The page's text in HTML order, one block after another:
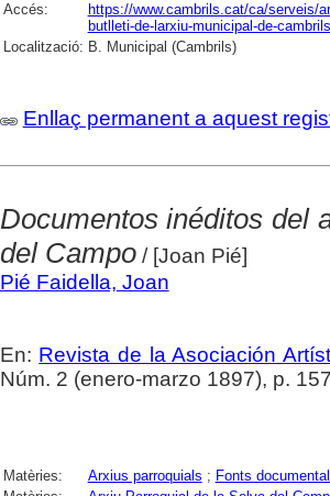
Accés:
https://www.cambrils.cat/ca/serveis/
butlleti-de-larxiu-municipal-de-
Localització: B. Municipal (Cambrils)
Enllaç permanent a aquest
Documentos inéditos del
del Campo/ [Joan Pié]
Pié Faidella, Joan
En: Revista de la Asociación
Núm. 2 (enero-marzo 1897), p.
Matèries: Arxius parroquials ; Fonts